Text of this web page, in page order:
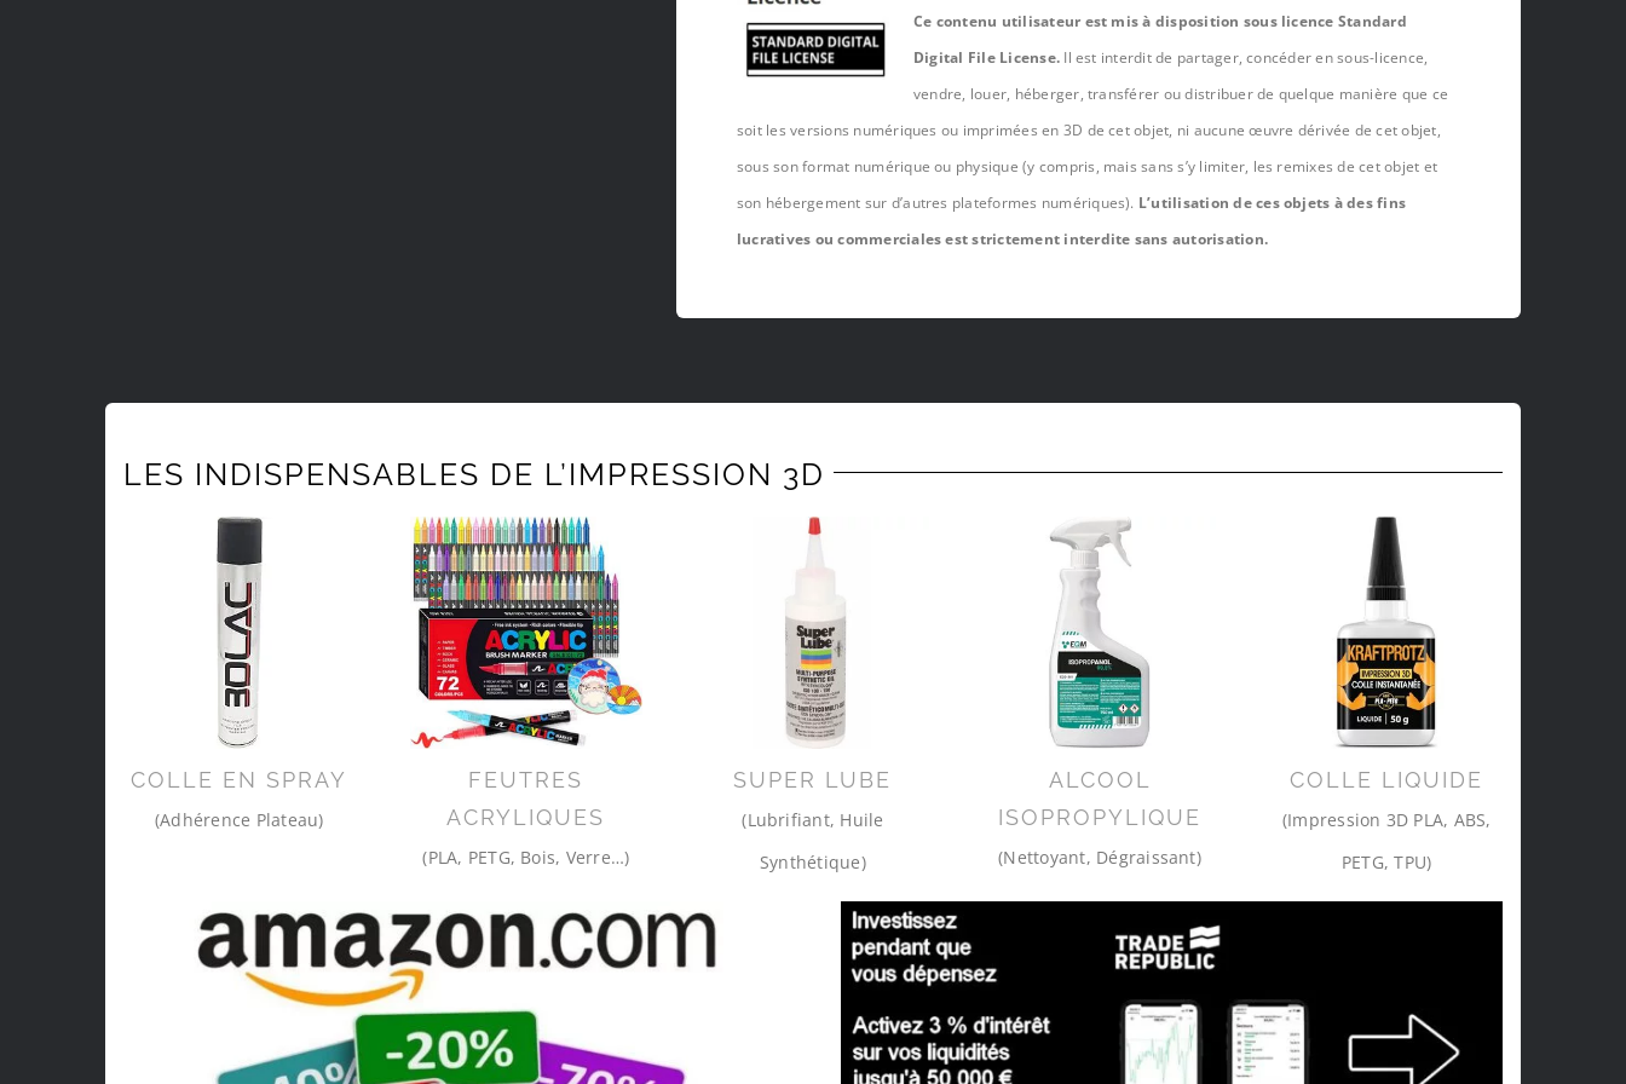
Ce contenu utilisateur est mis à disposition sous licence Standard
Digital File License. Il est interdit de partager, concéder en sous-licence,
vendre, louer, héberger, transférer ou distribuer de quelque manière que ce
soit les versions numériques ou imprimées en 3D de cet objet, ni aucune œuvre dérivée de cet objet,
sous son format numérique ou physique (y compris, mais sans s’y limiter, les remixes de cet objet et
son hébergement sur d’autres plateformes numériques). L’utilisation de ces objets à des fins
lucratives ou commerciales est strictement interdite sans autorisation.
LES INDISPENSABLES DE L’IMPRESSION 3D
COLLE EN SPRAY
(Adhérence Plateau)
FEUTRES
ACRYLIQUES
(PLA, PETG, Bois, Verre…)
SUPER LUBE
(Lubrifiant, Huile
Synthétique)
ALCOOL
ISOPROPYLIQUE
(Nettoyant, Dégraissant)
COLLE LIQUIDE
(Impression 3D PLA, ABS,
PETG, TPU)